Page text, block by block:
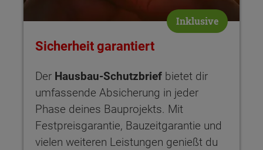
Inklusive
Sicherheit garantiert
Der Hausbau-Schutzbrief bietet dir
umfassende Absicherung in jeder
Phase deines Bauprojekts. Mit
Festpreisgarantie, Bauzeitgarantie und
vielen weiteren Leistungen genießt du